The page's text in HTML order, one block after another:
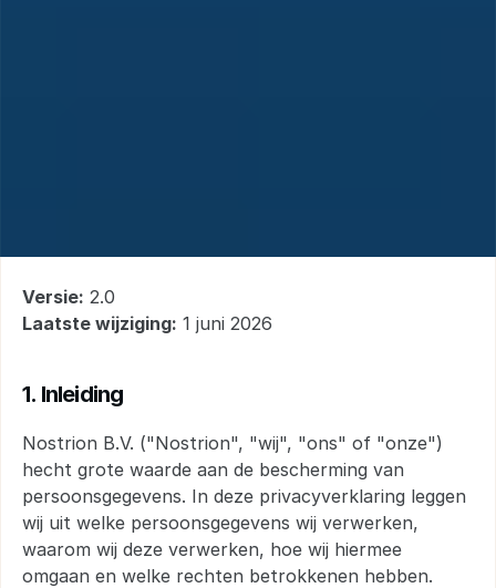
Versie: 2.0
Laatste wijziging: 1 juni 2026
1. Inleiding
Nostrion B.V. ("Nostrion", "wij", "ons" of "onze")
hecht grote waarde aan de bescherming van
persoonsgegevens. In deze privacyverklaring leggen
wij uit welke persoonsgegevens wij verwerken,
waarom wij deze verwerken, hoe wij hiermee
omgaan en welke rechten betrokkenen hebben.